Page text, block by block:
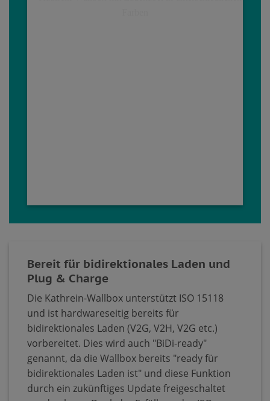
Bereit für bidirektionales Laden und
Plug & Charge
Die Kathrein-Wallbox unterstützt ISO 15118
und ist hardwareseitig bereits für
bidirektionales Laden (V2G, V2H, V2G etc.)
vorbereitet. Dies wird auch "BiDi-ready"
genannt, da die Wallbox bereits "ready für
bidirektionales Laden ist" und diese Funktion
durch ein zukünftiges Update freigeschaltet